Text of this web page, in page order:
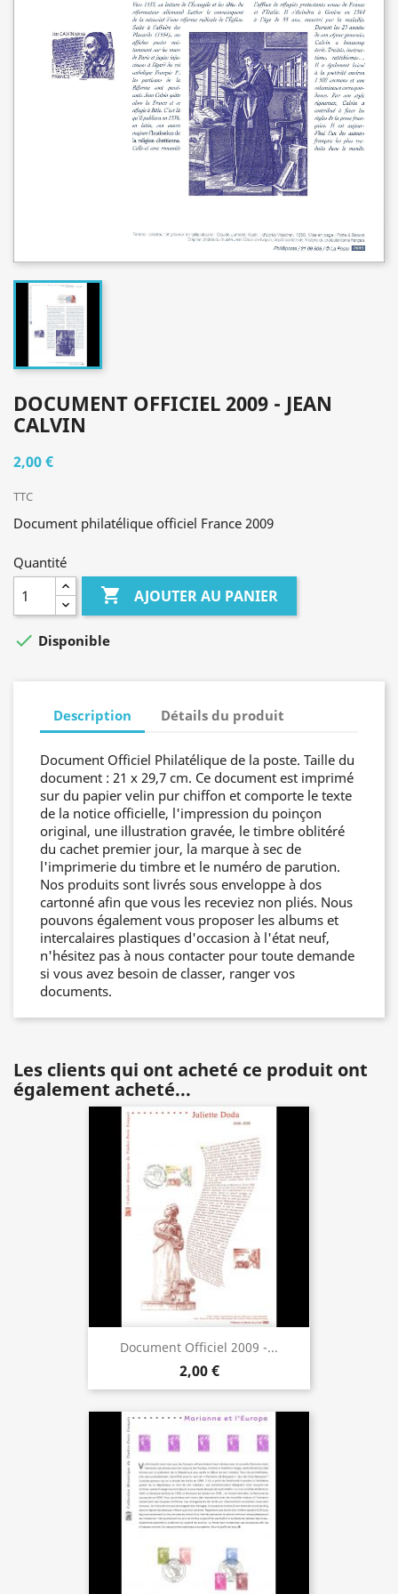
DOCUMENT OFFICIEL 2009 - JEAN
CALVIN
2,00 €
TTC
Document philatélique officiel France 2009
Quantité
 AJOUTER AU PANIER
 Disponible
Description Détails du produit
Document Officiel Philatélique de la poste. Taille du
document : 21 x 29,7 cm. Ce document est imprimé
sur du papier velin pur chiffon et comporte le texte
de la notice officielle, l'impression du poinçon
original, une illustration gravée, le timbre oblitéré
du cachet premier jour, la marque à sec de
l'imprimerie du timbre et le numéro de parution.
Nos produits sont livrés sous enveloppe à dos
cartonné afin que vous les receviez non pliés. Nous
pouvons également vous proposer les albums et
intercalaires plastiques d'occasion à l'état neuf,
n'hésitez pas à nous contacter pour toute demande
si vous avez besoin de classer, ranger vos
documents.
Les clients qui ont acheté ce produit ont
également acheté...
Document Officiel 2009 -...
2,00 €